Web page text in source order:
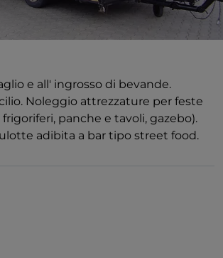
e all' ingrosso di bevande.
Noleggio attrezzature per feste
panche e tavoli, gazebo).
adibita a bar tipo street food.